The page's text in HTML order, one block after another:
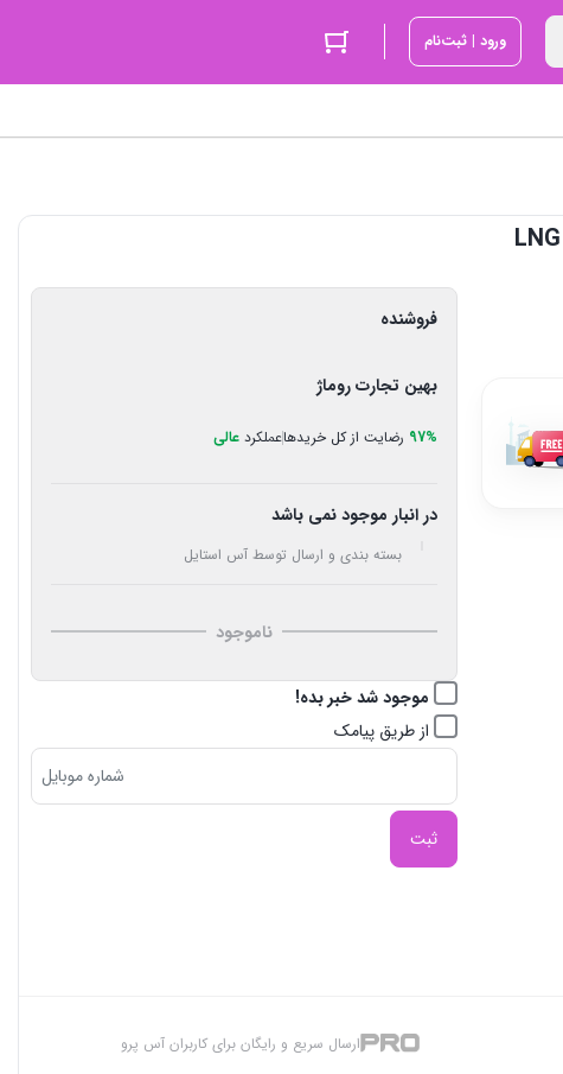
ورود | ثبت‌نام
فروشنده
بهین تجارت روماژ
97% رضایت از کل خریدهاعملکرد عالی
در انبار موجود نمی باشد
بسته بندی و ارسال توسط آس استایل
ناموجود
موجود شد خبر بده!
از طریق پیامک
ثبت
ارسال سریع و رایگان برای کاربران آس پرو